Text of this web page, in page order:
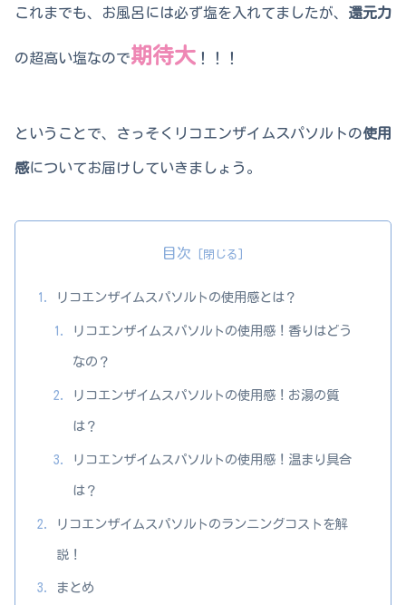
これまでも、お風呂には必ず塩を入れてましたが、 還元力
の超高い塩なので期待大 ！！！
ということで、さっそくリコエンザイムスパソルトの使用
感についてお届けしていきましょう。
目次
リコエンザイムスパソルトの使用感とは？
リコエンザイムスパソルトの使用感！香りはどう
なの？
リコエンザイムスパソルトの使用感！お湯の質
は？
リコエンザイムスパソルトの使用感！温まり具合
は？
リコエンザイムスパソルトのランニングコストを解
説！
まとめ